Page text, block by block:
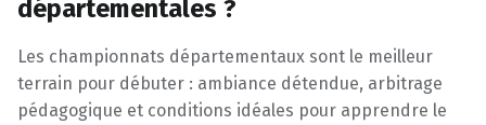
départementales ?
Les championnats départementaux sont le meilleur
terrain pour débuter : ambiance détendue, arbitrage
pédagogique et conditions idéales pour apprendre le